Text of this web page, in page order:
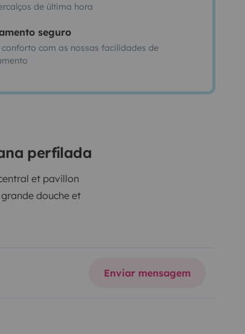
de última hora
seguro
conforto com as nossas facilidades de
perfilada
et pavillon
douche et
Enviar mensagem